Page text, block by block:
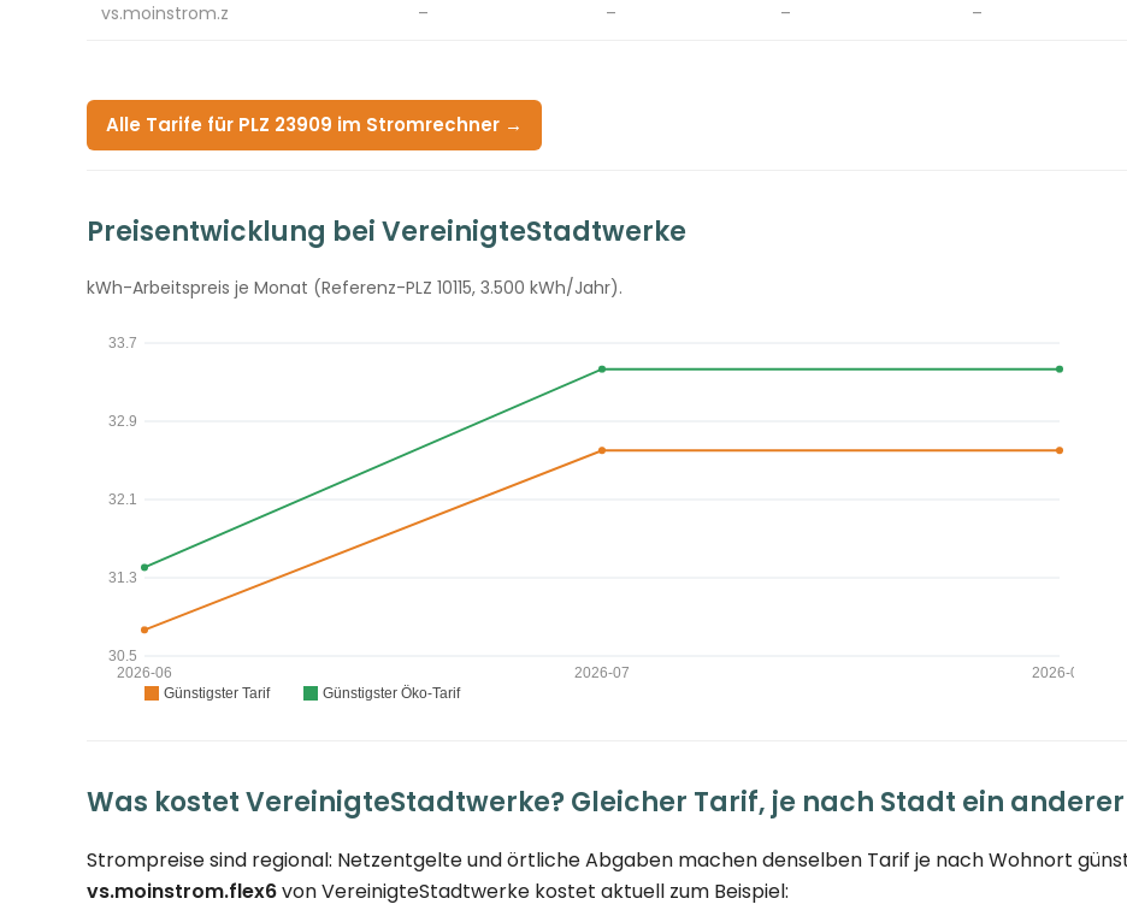
vs.moinstrom.z – – – –
Alle Tarife für PLZ 23909 im Stromrechner →
Preisentwicklung bei VereinigteStadtwerke
kWh-Arbeitspreis je Monat (Referenz-PLZ 10115, 3.500 kWh/Jahr).
Was kostet VereinigteStadtwerke? Gleicher Tarif, je nach Stadt ein anderer
Strompreise sind regional: Netzentgelte und örtliche Abgaben machen denselben Tarif je nach Wohnort
vs.moinstrom.flex6von VereinigteStadtwerke kostet aktuell zum Beispiel: